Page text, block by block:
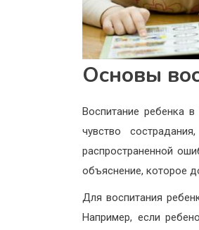
Основы
Воспитание ребенка
чувство
распространенной
объяснение, которое
Для воспитания
Например, если